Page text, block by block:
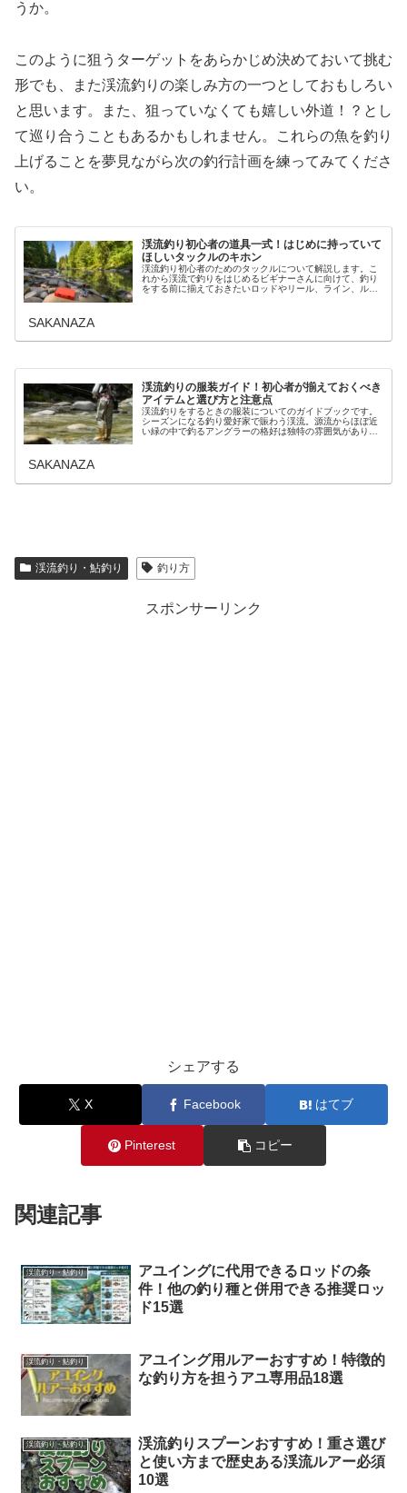
うか。
このように狙うターゲットをあらかじめ決めておいて挑む
形でも、また渓流釣りの楽しみ方の一つとしておもしろい
と思います。また、狙っていなくても嬉しい外道！？とし
て巡り合うこともあるかもしれません。これらの魚を釣り
上げることを夢見ながら次の釣行計画を練ってみてくださ
い。
渓流釣り初心者の道具一式！はじめに持っていて
ほしいタックルのキホン
渓流釣り初心者のためのタックルについて解説します。こ
れから渓流で釣りをはじめるビギナーさんに向けて、釣り
をする前に揃えておきたいロッドやリール、ライン、ルア
SAKANAZA
渓流釣りの服装ガイド！初心者が揃えておくべき
アイテムと選び方と注意点
渓流釣りをするときの服装についてのガイドブックです。
シーズンになる釣り愛好家で賑わう渓流。源流からほぼ近
い緑の中で釣るアングラーの格好は独特の雰囲気がありま
SAKANAZA
渓流釣り・鮎釣り 釣り方
スポンサーリンク
シェアする
X Facebook はてブ
Pinterest コピー
関連記事
渓流釣り・鮎釣り
アユイングに代用できるロッドの条
件！他の釣り種と併用できる推奨ロッ
ド15選
渓流釣り・鮎釣り
アユイング用ルアーおすすめ！特徴的
な釣り方を担うアユ専用品18選
渓流釣り・鮎釣り
渓流釣りスプーンおすすめ！重さ選び
と使い方まで歴史ある渓流ルアー必須
10選